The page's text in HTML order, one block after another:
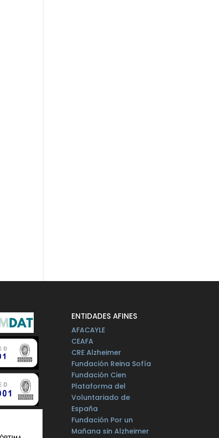
ENTIDADES AFINES
AFACAYLE
CEAFA
CRE Alzheimer
Fundación Reina Sofía
Fundación Cien
Plataforma del
Voluntariado de
España
Fundación Por un
Mañana sin Alzheimer